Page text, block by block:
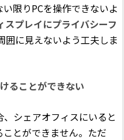
限りPCを操作できないよ
スプレイにプライバシーフ
囲に見えないよう工夫しま
ることができない
シェアオフィスにいると
とができません。ただ